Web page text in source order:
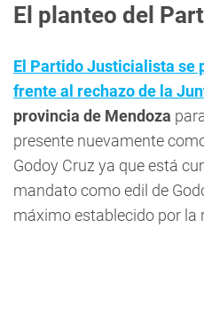
El planteo del
El Partido Justicialista se
frente al rechazo de la
provincia de Mendoza
presente nuevamente
Godoy Cruz ya que está
mandato como edil de
máximo establecido por la